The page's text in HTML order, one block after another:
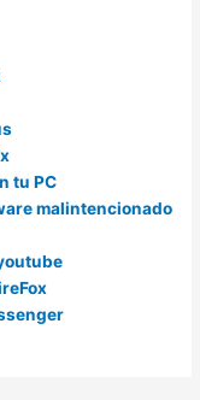
tu PC
malintencionado